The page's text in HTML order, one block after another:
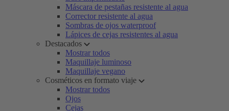
Máscara de pestañas resistente al agua
Corrector resistente al agua
Sombras de ojos waterproof
Lápices de cejas resistentes al agua
Destacados
Mostrar todos
Maquillaje luminoso
Maquillaje vegano
Cosméticos en formato viaje
Mostrar todos
Ojos
Cejas